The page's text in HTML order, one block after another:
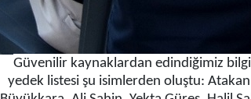
Güvenilir kaynaklardan edindiğimiz
yedek listesi şu isimlerden oluştu: